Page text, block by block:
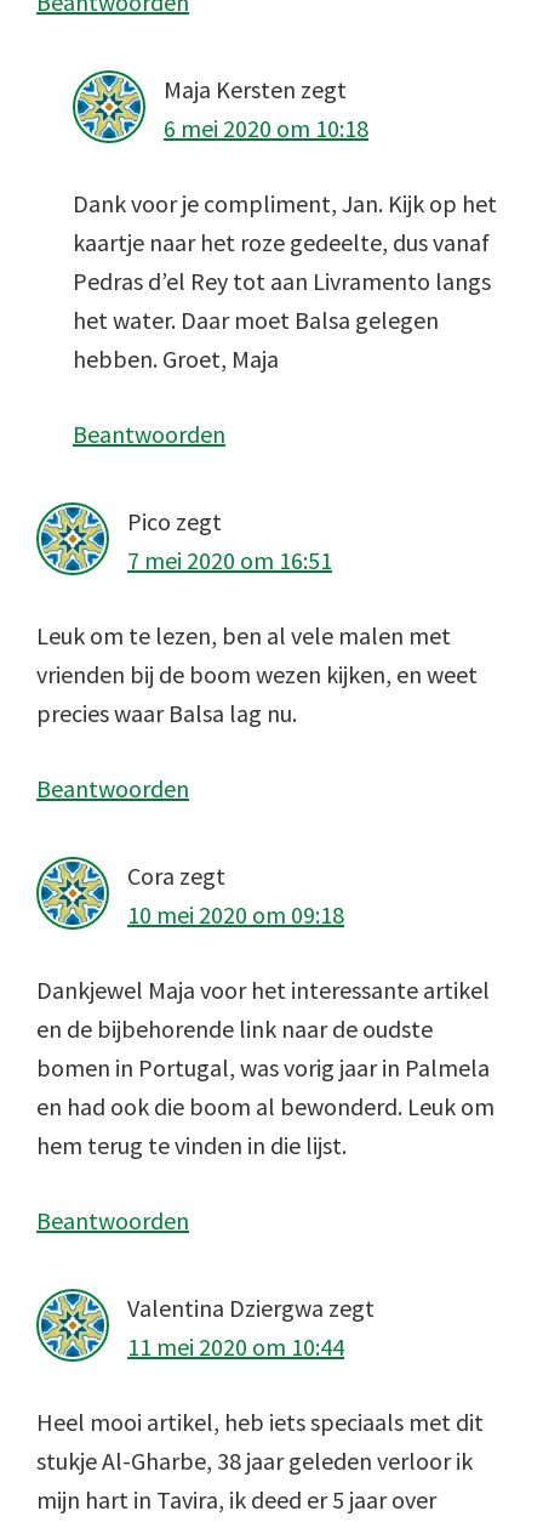
Maja Kersten zegt
6 mei 2020 om 10:18
Dank voor je compliment, Jan. Kijk op het
kaartje naar het roze gedeelte, dus vanaf
Pedras d’el Rey tot aan Livramento langs
het water. Daar moet Balsa gelegen
hebben. Groet, Maja
Beantwoorden
Pico zegt
7 mei 2020 om 16:51
Leuk om te lezen, ben al vele malen met
vrienden bij de boom wezen kijken, en weet
precies waar Balsa lag nu.
Beantwoorden
Cora zegt
10 mei 2020 om 09:18
Dankjewel Maja voor het interessante artikel
en de bijbehorende link naar de oudste
bomen in Portugal, was vorig jaar in Palmela
en had ook die boom al bewonderd. Leuk om
hem terug te vinden in die lijst.
Beantwoorden
Valentina Dziergwa zegt
11 mei 2020 om 10:44
Heel mooi artikel, heb iets speciaals met dit
stukje Al-Gharbe, 38 jaar geleden verloor ik
mijn hart in Tavira, ik deed er 5 jaar over